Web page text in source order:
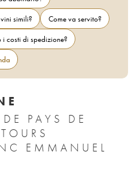
simili?
Come va servito?
costi di spedizione?
PAYS DE
EMMANUEL